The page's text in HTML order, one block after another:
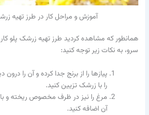
آموزش و مراحل کار در طرز تهیه
همانطور که مشاهده کردید طرز تهیه زرشک پلو
سرو، به نکات زیر توجه کنید:
پیاز‌ها را از برنج جدا کرده و آن را
را با زرشک تزیین کنید.
مرغ را نیز در ظرف مخصوص ریخته و
آن اضافه کنید.